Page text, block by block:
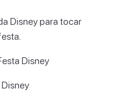
Disney para tocar
Disney